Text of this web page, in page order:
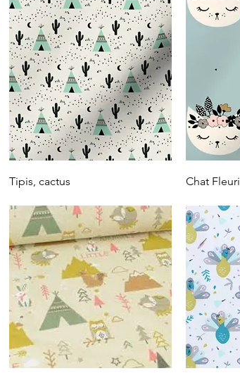
Vista rápida
Tipis, cactus Chat Fleuri